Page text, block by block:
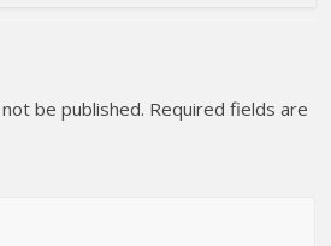
be published. Required fields are